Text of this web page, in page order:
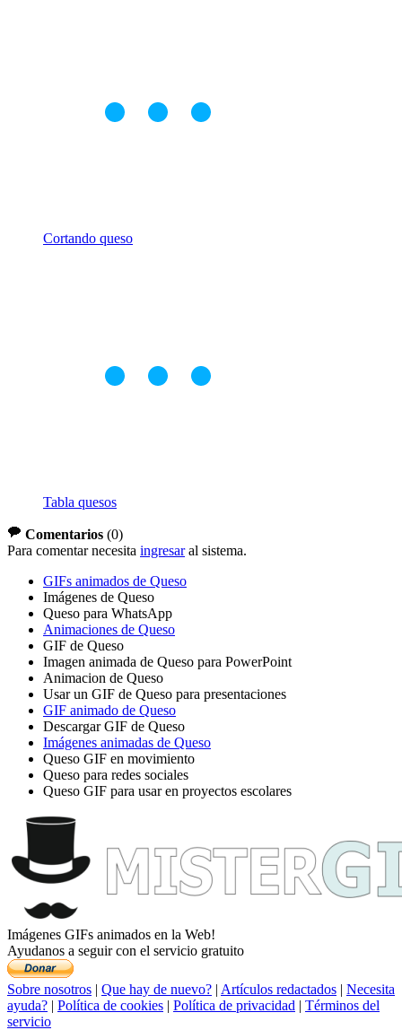
Cortando queso
Tabla quesos
Comentarios (0)
Para comentar necesita ingresaral sistema.
GIFs animados de Queso
Imágenes de Queso
Queso para WhatsApp
Animaciones de Queso
GIF de Queso
Imagen animada de Queso para PowerPoint
Animacion de Queso
Usar un GIF de Queso para presentaciones
GIF animado de Queso
Descargar GIF de Queso
Imágenes animadas de Queso
Queso GIF en movimiento
Queso para redes sociales
Queso GIF para usar en proyectos escolares
Imágenes GIFs animados en la Web!
Ayudanos a seguir con el servicio gratuito
Sobre nosotros | Que hay de nuevo? | Artículos redactados | Necesita
ayuda? | Política de cookies | Política de privacidad | Términos del
servicio